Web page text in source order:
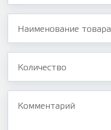
Наименование товара
Количество
Комментарий